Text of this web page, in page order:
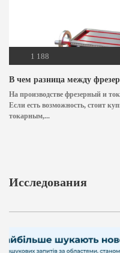
1 188
В чем разница между
На производстве фрезерный и
Если есть возможность, стоит
токарным,...
Исследования